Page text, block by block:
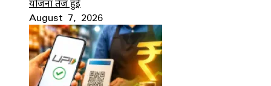
योजना तेज हुई
August 7, 2026